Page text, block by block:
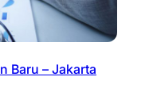
Baru – Jakarta